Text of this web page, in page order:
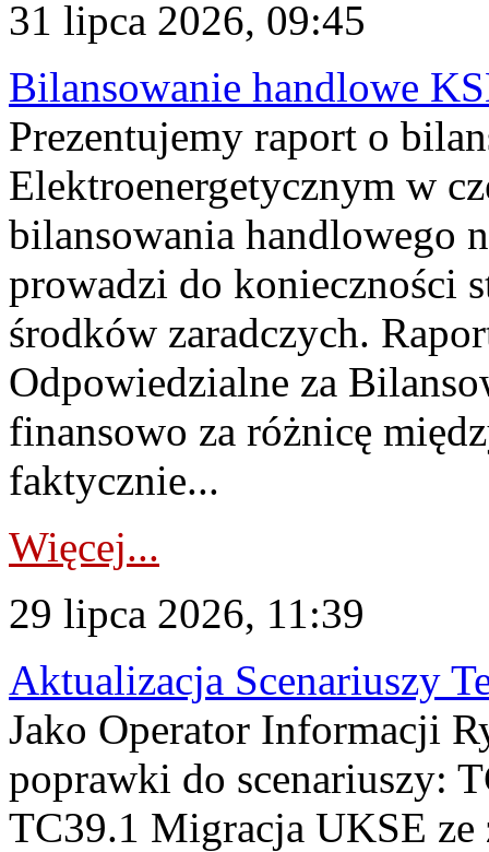
31 lipca 2026, 09:45
Bilansowanie handlowe
Prezentujemy raport o
Elektroenergetycznym w
bilansowania handlowego
prowadzi do konieczności
środków zaradczych.
Odpowiedzialne za
finansowo za różnicę
faktycznie...
Więcej...
29 lipca 2026, 11:39
Aktualizacja Scenariuszy
Jako Operator Informacji
poprawki do scenariuszy:
TC39.1 Migracja UKSE